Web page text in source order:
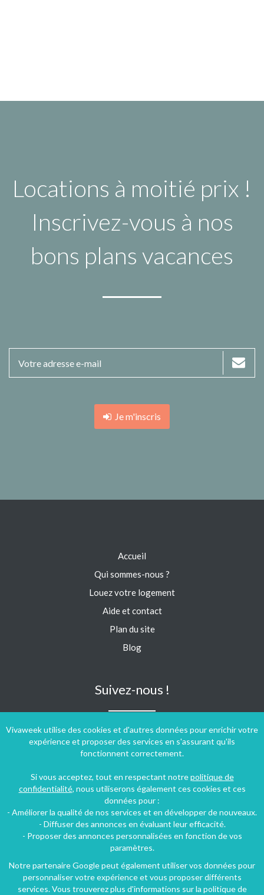
Locations à moitié prix !
Inscrivez-vous à nos
bons plans vacances
Je m'inscris
Vivaweek utilise des cookies et d'autres données pour enrichir votre
expérience et proposer des services en s'assurant qu'ils
fonctionnent correctement.
Si vous acceptez, tout en respectant notrepolitique de
confidentialité, nous utiliserons également ces cookies et ces
données pour :
- Améliorer la qualité de nos services et en développer de nouveaux.
- Diffuser des annonces en évaluant leur efficacité.
- Proposer des annonces personnalisées en fonction de vos
paramètres.
Notre partenaire Google peut également utiliser vos données pour
personnaliser votre expérience et vous proposer différents
services. Vous trouverez plus d'informations sur la politique de
Accueil
Qui sommes-nous ?
Louez votre logement
Aide et contact
Plan du site
Blog
Suivez-nous !
Conditions générales d'utilisation- Politique de confidentialité